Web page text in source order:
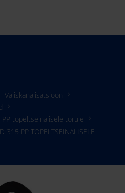
Väliskanalisatsioon
PP topeltseinalisele torule
315 PP TOPELTSEINALISELE